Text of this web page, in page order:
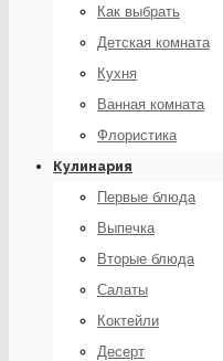
Как выбрать
Детская комната
Кухня
Ванная комната
Флористика
Кулинария
Первые блюда
Выпечка
Вторые блюда
Салаты
Коктейли
Десерт